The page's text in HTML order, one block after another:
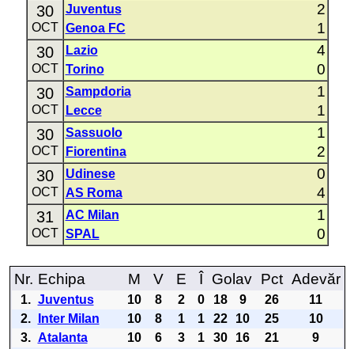
30
OCT
Juventus 2
Genoa FC 1
30
OCT
Lazio 4
Torino 0
30
OCT
Sampdoria 1
Lecce 1
30
OCT
Sassuolo 1
Fiorentina 2
30
OCT
Udinese 0
AS Roma 4
31
OCT
AC Milan 1
SPAL 0
Nr. Echipa M V E Î Golav Pct Adevăr
1. Juventus 10 8 2 0 18 9 26
11
2.
Inter Milan 10 8 1 1 22 10 25
10
3. Atalanta 10 6 3 1 30 16 21
9